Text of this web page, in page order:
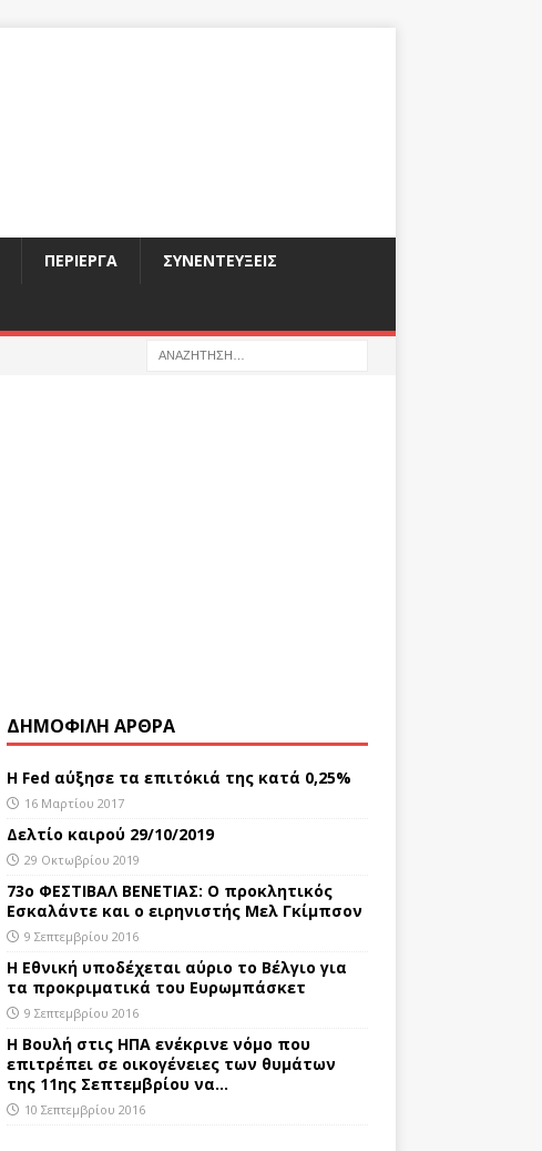
ΠΕΡΊΕΡΓΑ ΣΥΝΕΝΤΕΎΞΕΙΣ
ΔΗΜΟΦΙΛΗ ΑΡΘΡΑ
Η Fed αύξησε τα επιτόκιά της κατά 0,25%
16 Μαρτίου 2017
Δελτίο καιρού 29/10/2019
29 Οκτωβρίου 2019
73ο ΦΕΣΤΙΒΑΛ ΒΕΝΕΤΙΑΣ: Ο προκλητικός
Εσκαλάντε και ο ειρηνιστής Μελ Γκίμπσον
9 Σεπτεμβρίου 2016
Η Εθνική υποδέχεται αύριο το Βέλγιο για
τα προκριματικά του Ευρωμπάσκετ
9 Σεπτεμβρίου 2016
Η Βουλή στις ΗΠΑ ενέκρινε νόμο που
επιτρέπει σε οικογένειες των θυμάτων
της 11ης Σεπτεμβρίου να…
10 Σεπτεμβρίου 2016